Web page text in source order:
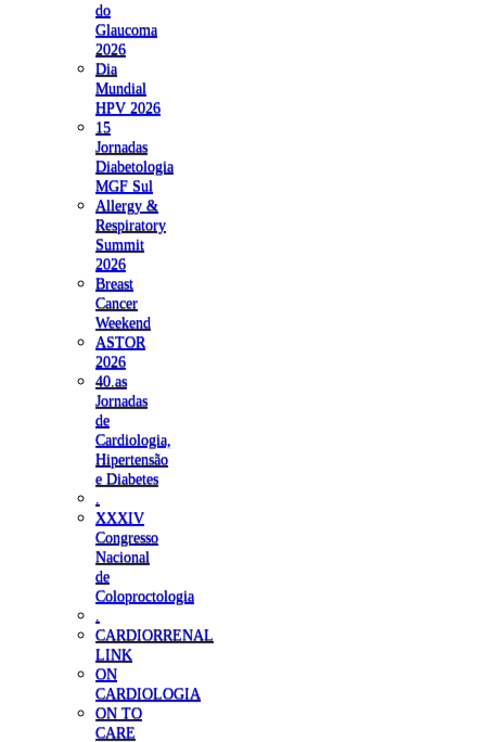
do
Glaucoma
2026
Dia
Mundial
HPV 2026
15
Jornadas
Diabetologia
MGF Sul
Allergy &
Respiratory
Summit
2026
Breast
Cancer
Weekend
ASTOR
2026
40.as
Jornadas
de
Cardiologia,
Hipertensão
e Diabetes
XXXIV
Congresso
Nacional
de
Coloproctologia
CARDIORRENAL
LINK
ON
CARDIOLOGIA
ON TO
CARE